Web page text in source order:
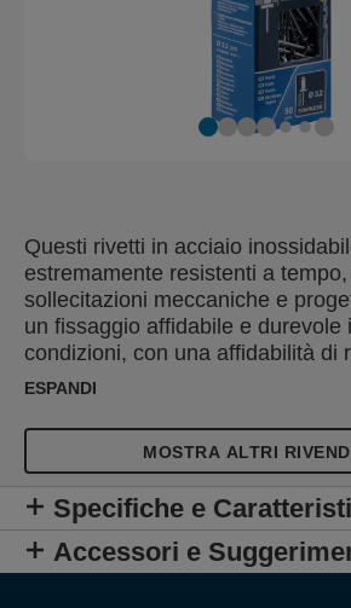
Questi rivetti in acciaio
estremamente resistenti a
sollecitazioni meccaniche e
un fissaggio affidabile e durevole
condizioni, con una affidabilità di
addirittura superiore alle stesse
l'applicazione in ambienti umidi e
rivetti sono la soluzione ideale
targhe, parafanghi, coperture
tagliaerba o tutti i lavori di nautica
marini. Nella confezione è inclusa
trapano della misura ideale.
ESPANDI
MOSTRA ALTRI
Specifiche e
Accessori e